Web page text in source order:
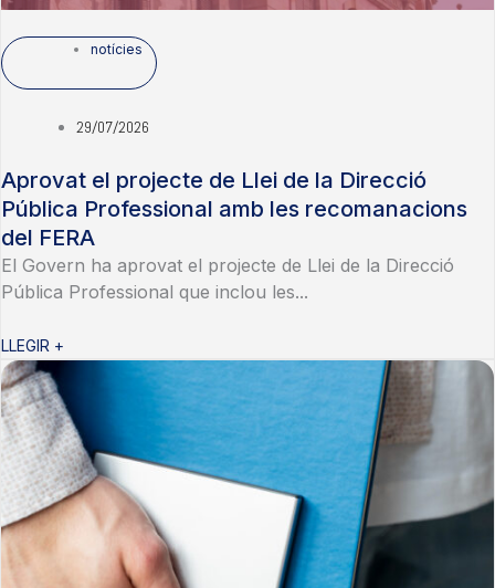
notícies
29/07/2026
Aprovat el projecte de Llei de la Direcció
Pública Professional amb les recomanacions
del FERA
El Govern ha aprovat el projecte de Llei de la Direcció
Pública Professional que inclou les...
LLEGIR +